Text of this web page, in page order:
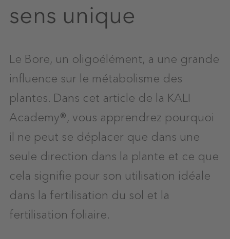
sens unique
Le Bore, un oligoélément, a une grande
influence sur le métabolisme des
plantes. Dans cet article de la KALI
Academy®, vous apprendrez pourquoi
il ne peut se déplacer que dans une
seule direction dans la plante et ce que
cela signifie pour son utilisation idéale
dans la fertilisation du sol et la
fertilisation foliaire.